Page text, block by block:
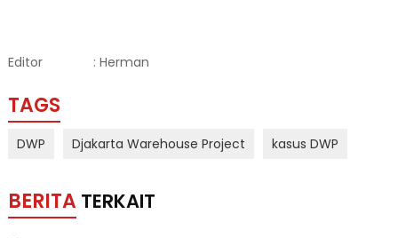
Editor : Herman
TAGS
DWP Djakarta Warehouse Project kasus DWP
BERITA TERKAIT